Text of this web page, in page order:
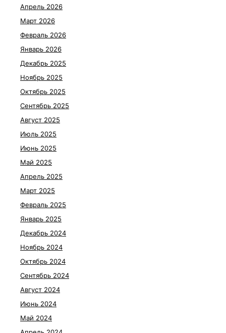
Апрель 2026
Март 2026
Февраль 2026
Январь 2026
Декабрь 2025
Ноябрь 2025
Октябрь 2025
Сентябрь 2025
Август 2025
Июль 2025
Июнь 2025
Май 2025
Апрель 2025
Март 2025
Февраль 2025
Январь 2025
Декабрь 2024
Ноябрь 2024
Октябрь 2024
Сентябрь 2024
Август 2024
Июнь 2024
Май 2024